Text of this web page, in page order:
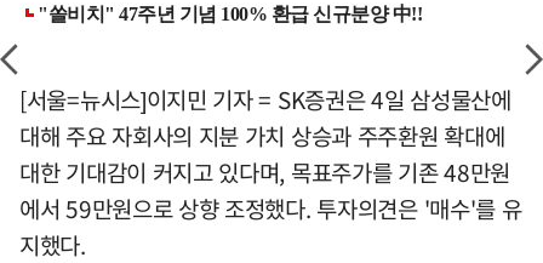
[서울=뉴시스]이지민 기자 = SK증권은 4일 삼성물산에
대해 주요 자회사의 지분 가치 상승과 주주환원 확대에
대한 기대감이 커지고 있다며, 목표주가를 기존 48만원
에서 59만원으로 상향 조정했다. 투자의견은 '매수'를 유
지했다.